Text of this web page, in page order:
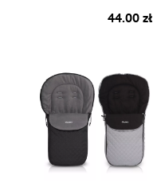
44.00 zł